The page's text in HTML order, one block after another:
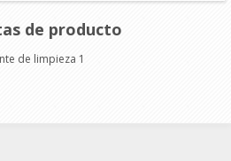
de producto
de limpieza 1